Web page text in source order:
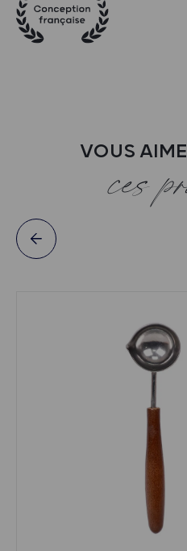
VOUS
ces